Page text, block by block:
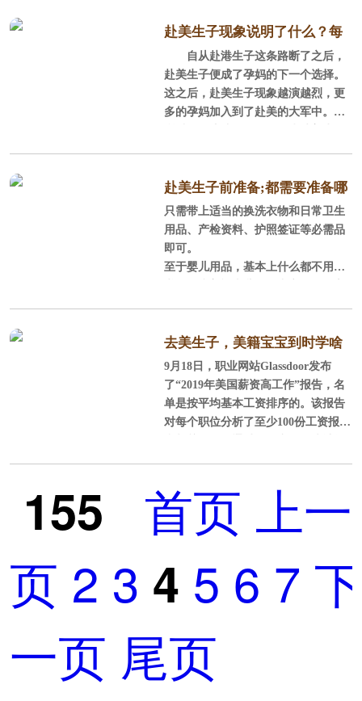
洁、光线充足、温度与湿度适中，有
较好的通风。夏日温度高时，要注意
降温防中暑，冬天气候寒冷时，要注
仅是教育的好处吗？下面做出具体解
一、依亲移民
2017年开始投资移民价格上涨，
只需要二十万就可以搞定了。美宝在2
1岁成年之后，父母可以不受移民配额
限制，一年之内全家就可以直接移民
美国，这对于
赴美生子现象说明了什么？每
个父母都是这么想的
自从赴港生子这条路断了之后，
赴美生子便成了孕妈的下一个选择。
这之后，赴美生子现象越演越烈，更
多的孕妈加入到了赴美的大军中。之
①一出生即拥有美国国籍，享受
社会和医疗福利；
②宝宝满月可带回中国抚养，在
美可享受公立小学至高中13年免费义
务教育；
内品牌大学，学费为外国学生10%，
享受公民专享奖学金、1%低利率助学
金等；
④孩子21岁可，亲属可以依亲移
民；
⑤美国政府、公家
赴美生子前准备;都需要准备哪
些呢?
只需带上适当的换洗衣物和日常卫生
用品、产检资料、护照签证等必需品
即可。
至于婴儿用品，基本上什么都不用带
套装、酒精、棉签、护臀膏、洗澡
盆、奶瓶消毒器、奶瓶刷）。
去美生子，美籍宝宝到时学啥
专业比较好？
9月18日，职业网站Glassdoor发布
了“2019年美国薪资高工作”报告，名
单是按平均基本工资排序的。该报告
对每个职位分析了至少100份工资报告
155 首页 上一
页 2 3 4 5 6 7 下
一页 尾页